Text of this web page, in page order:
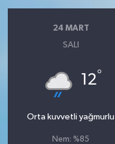
24 MART
SALI
12°
Orta kuvvetli yağmurlu
Nem: %85